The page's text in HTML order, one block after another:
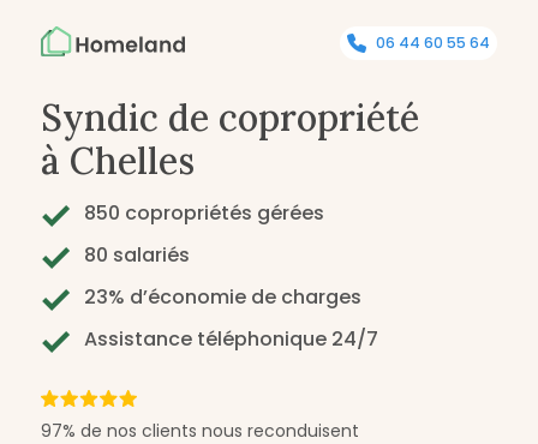
06 44 60 55 64
Syndic de copropriété
à Chelles
850 copropriétés gérées
80 salariés
23% d’économie de charges
Assistance téléphonique 24/7
97% de nos clients nous reconduisent